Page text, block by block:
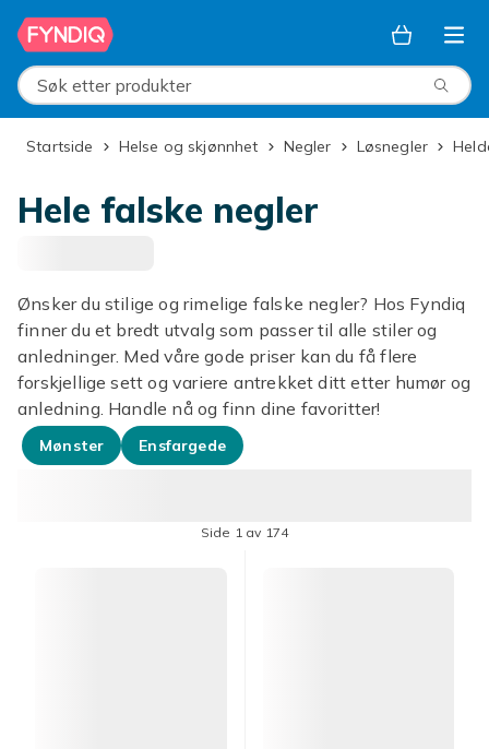
Hopp til hovedinnhold
Søk etter produkter
Startside Helse og skjønnhet Negler Løsnegler
Hele falske negler
Ønsker du stilige og rimelige falske negler? Hos Fyndiq
finner du et bredt utvalg som passer til alle stiler og
anledninger. Med våre gode priser kan du få flere
forskjellige sett og variere antrekket ditt etter humør og
anledning. Handle nå og finn dine favoritter!
Mønster Ensfargede
Side 1 av 174